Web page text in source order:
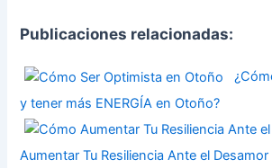
Publicaciones relacionadas:
y tener más ENERGÍA en Otoño?
Aumentar Tu Resiliencia Ante el Desamor